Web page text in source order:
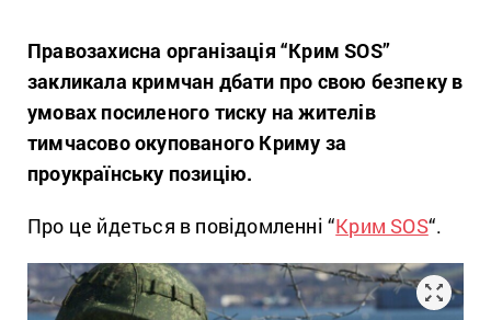
Правозахисна організація “Крим SOS”
закликала кримчан дбати про свою безпеку в
умовах посиленого тиску на жителів
тимчасово окупованого Криму за
проукраїнську позицію.
Про це йдеться в повідомленні “Крим SOS“.